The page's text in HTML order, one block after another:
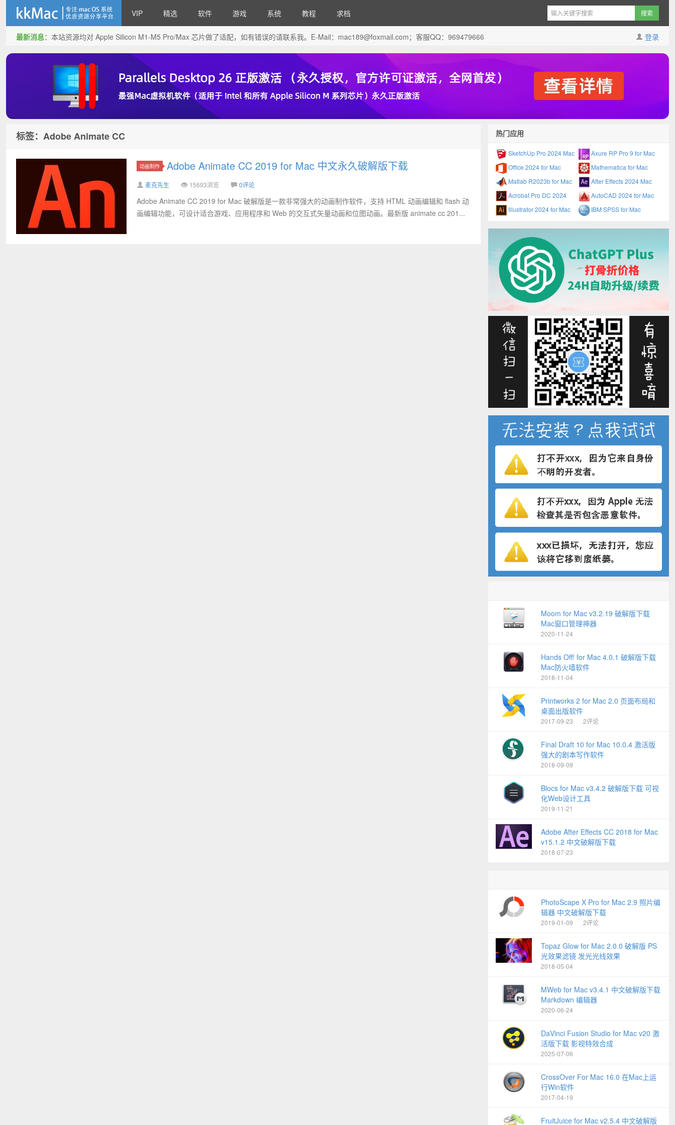
kkMac
VIP 精选 软件 游戏 系统 教程 求档
登录
最新消息： 本站资源均对 Apple Silicon M1-M5 Pro/Max 芯片做了适配，如有错误的请联系我。E-Mail： mac189@foxmail.com；客服QQ：969479666
标签：Adobe Animate CC
动画制作 Adobe Animate CC 2019 for Mac 中文永久破解版下载
麦克先生 15693浏览 0评论
Adobe Animate CC 2019 for Mac 破解版是一款非常强大的动画制作软件，支持 HTML 动画编辑和 flash 动
画编辑功能，可设计适合游戏、应用程序和 Web 的交互式矢量动画和位图动画。最新版 animate cc 201...
热门应用
SketchUp Pro 2024 Mac
Axure RP Pro 9 for Mac
Office 2024 for Mac
Mathematica for Mac
Matlab R2023b for Mac
After Effects 2024 Mac
Acrobat Pro DC 2024
AutoCAD 2024 for Mac
Illustrator 2024 for Mac
IBM SPSS for Mac
Moom for Mac v3.2.19 破解版下载
Mac窗口管理神器
2020-11-24
Hands Off! for Mac 4.0.1 破解版下载
Mac防火墙软件
2018-11-04
Printworks 2 for Mac 2.0 页面布局和
桌面出版软件
2017-09-23 2评论
Final Draft 10 for Mac 10.0.4 激活版
强大的剧本写作软件
2018-09-09
Blocs for Mac v3.4.2 破解版下载 可视
化Web设计工具
2019-11-21
Adobe After Effects CC 2018 for Mac
v15.1.2 中文破解版下载
2018-07-23
PhotoScape X Pro for Mac 2.9 照片编
辑器 中文破解版下载
2019-01-09 2评论
Topaz Glow for Mac 2.0.0 破解版 PS
光效果滤镜 发光光线效果
2018-05-04
MWeb for Mac v3.4.1 中文破解版下载
Markdown 编辑器
2020-06-24
DaVinci Fusion Studio for Mac v20 激
活版下载 影视特效合成
2025-07-06
CrossOver For Mac 16.0 在Mac上运
行Win软件
2017-04-19
FruitJuice for Mac v2.5.4 中文破解版